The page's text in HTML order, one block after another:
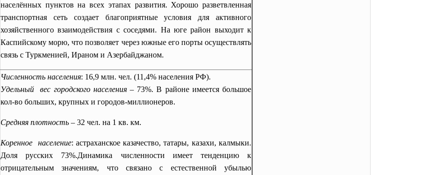
населённых пунктов на всех этапах развития. Хорошо разветвленная
транспортная сеть создает благоприятные условия для активного
хозяйственного взаимодействия с соседями. На юге район выходит к
Каспийскому морю, что позволяет через южные его порты осуществлять
связь с Туркменией, Ираном и Азербайджаном.
Численность населения: 16,9 млн. чел. (11,4% населения РФ).
Удельный вес городского населения– 73%. В районе имеется большое
кол-во больших, крупных и городов-миллионеров.
Средняя плотность – 32 чел. на 1 кв. км.
Коренное население: астраханское казачество, татары, казахи, калмыки.
Доля русских 73%.Динамика численности имеет тенденцию к
отрицательным значениям, что связано с естественной убылью